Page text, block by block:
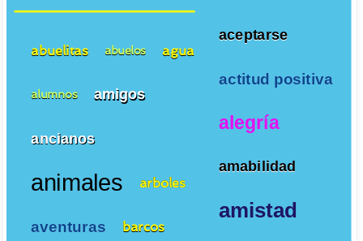
aceptarse
actitud positiva
alegría
amabilidad
amistad
abuelitas abuelos agua
alumnos amigos
ancianos
animales arboles
aventuras barcos